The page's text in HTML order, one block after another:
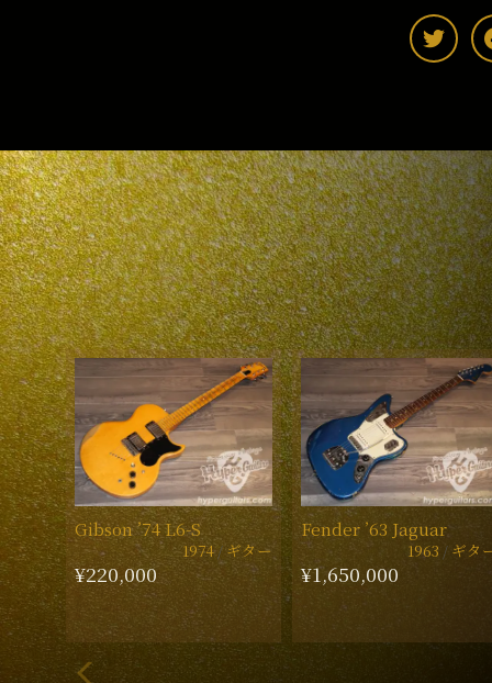
Gibson ’74 L6-S
1974 ギター
¥220,000
Fender ’63 Jaguar
1963 ギタ
¥1,650,000